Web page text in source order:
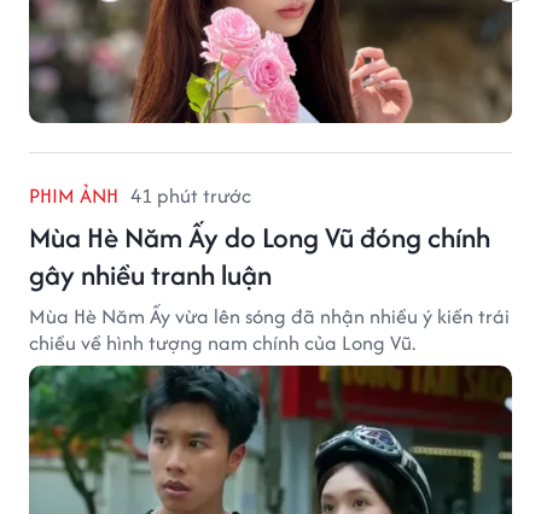
PHIM ẢNH 41 phút trước
Mùa Hè Năm Ấy do Long Vũ đóng chính
gây nhiều tranh luận
Mùa Hè Năm Ấy vừa lên sóng đã nhận nhiều ý kiến trái
chiều về hình tượng nam chính của Long Vũ.